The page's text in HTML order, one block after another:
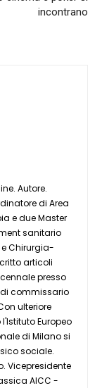
incontrano
Autore.
di Area
e due Master
sanitario
Chirurgia-
articoli
presso
commissario
ulteriore
Europeo
di Milano si
sociale.
Vicepresidente
AICC -